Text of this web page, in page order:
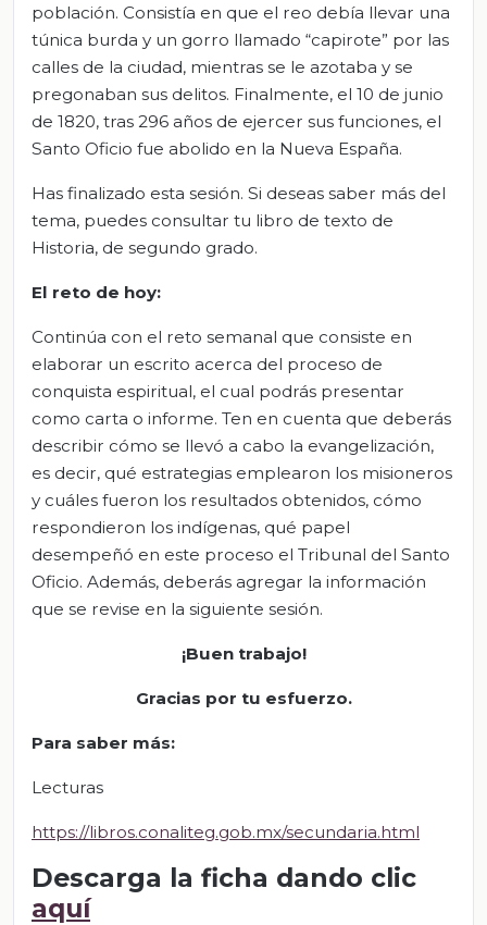
población. Consistía en que el reo debía llevar una
túnica burda y un gorro llamado “capirote” por las
calles de la ciudad, mientras se le azotaba y se
pregonaban sus delitos. Finalmente, el 10 de junio
de 1820, tras 296 años de ejercer sus funciones, el
Santo Oficio fue abolido en la Nueva España.
Has finalizado esta sesión. Si deseas saber más del
tema, puedes consultar tu libro de texto de
Historia, de segundo grado.
El reto de hoy:
Continúa con el reto semanal que consiste en
elaborar un escrito acerca del proceso de
conquista espiritual, el cual podrás presentar
como carta o informe. Ten en cuenta que deberás
describir cómo se llevó a cabo la evangelización,
es decir, qué estrategias emplearon los misioneros
y cuáles fueron los resultados obtenidos, cómo
respondieron los indígenas, qué papel
desempeñó en este proceso el Tribunal del Santo
Oficio. Además, deberás agregar la información
que se revise en la siguiente sesión.
¡Buen trabajo!
Gracias por tu esfuerzo.
Para saber más:
Lecturas
https://libros.conaliteg.gob.mx/secundaria.html
Descarga la ficha dando clic
aquí